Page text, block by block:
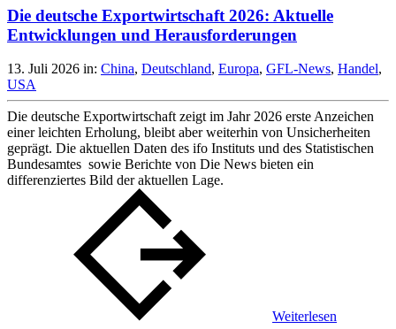
Die deutsche Exportwirtschaft 2026: Aktuelle
Entwicklungen und Herausforderungen
13. Juli 2026 in: China, Deutschland, Europa, GFL-News, Handel,
USA
Die deutsche Exportwirtschaft zeigt im Jahr 2026 erste Anzeichen
einer leichten Erholung, bleibt aber weiterhin von Unsicherheiten
geprägt. Die aktuellen Daten des ifo Instituts und des Statistischen
Bundesamtes sowie Berichte von Die News bieten ein
differenziertes Bild der aktuellen Lage.
Weiterlesen